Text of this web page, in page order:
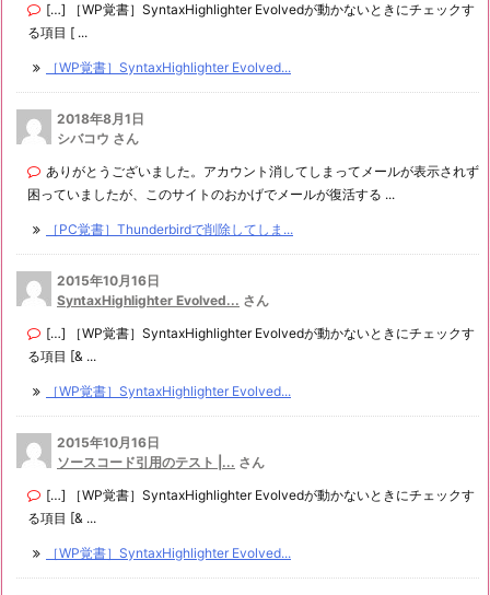
[…] ［WP覚書］SyntaxHighlighter Evolvedが動かないときにチェックす
る項目 [ ...
［WP覚書］SyntaxHighlighter Evolved...
2018年8月1日
シバコウ さん
ありがとうございました。アカウント消してしまってメールが表示されず
困っていましたが、このサイトのおかげでメールが復活する ...
［PC覚書］Thunderbirdで削除してしま...
2015年10月16日
SyntaxHighlighter Evolved... さん
[…] ［WP覚書］SyntaxHighlighter Evolvedが動かないときにチェックす
る項目 [& ...
［WP覚書］SyntaxHighlighter Evolved...
2015年10月16日
ソースコード引用のテスト |... さん
[…] ［WP覚書］SyntaxHighlighter Evolvedが動かないときにチェックす
る項目 [& ...
［WP覚書］SyntaxHighlighter Evolved...